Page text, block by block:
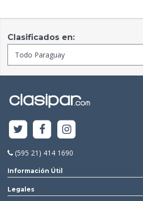
Clasificados en:
(595 21) 414 1690
Información Útil
Legales